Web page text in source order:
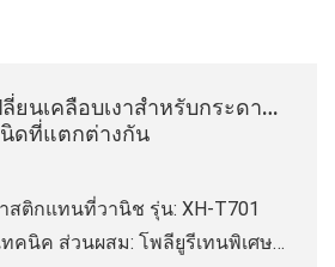
ยนเคลือบเงาสําหรับกระดาษ
ดที่แตกต่างกัน
ติกแทนที่วานิช รุ่น: XH-T701
ทคนิค ส่วนผสม: โพลียูรีเทนพิเศษ